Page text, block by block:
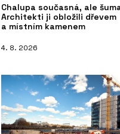
Chalupa současná, ale
Architekti ji obložili dřevem
a místním kamenem
4. 8. 2026